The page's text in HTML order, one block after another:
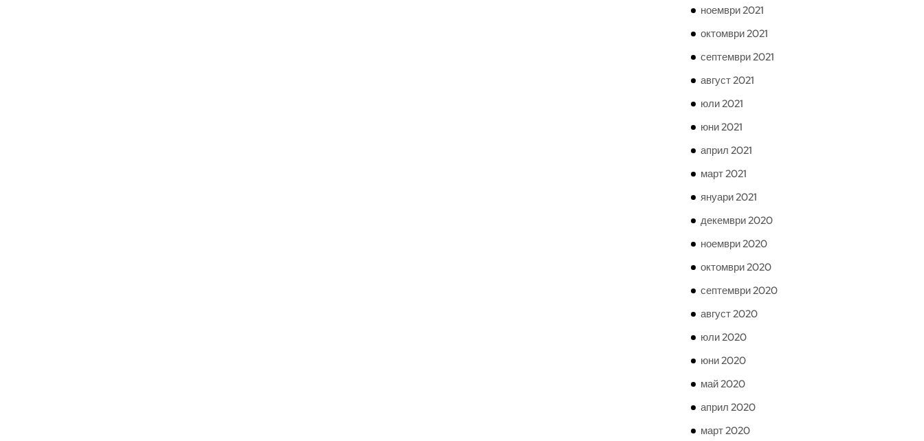
ноември 2021
октомври 2021
септември 2021
август 2021
юли 2021
юни 2021
април 2021
март 2021
януари 2021
декември 2020
ноември 2020
октомври 2020
септември 2020
август 2020
юли 2020
юни 2020
май 2020
април 2020
март 2020